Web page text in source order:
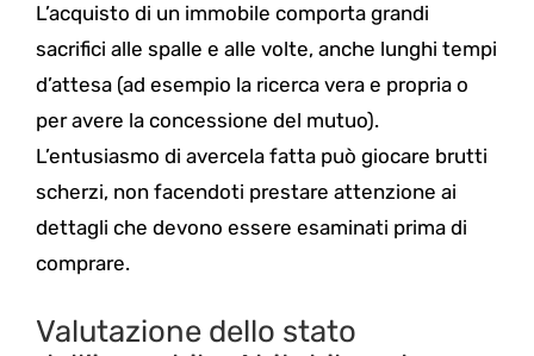
L’acquisto di un immobile comporta grandi
sacrifici alle spalle e alle volte, anche lunghi tempi
d’attesa (ad esempio la ricerca vera e propria o
per avere la concessione del mutuo).
L’entusiasmo di avercela fatta può giocare brutti
scherzi, non facendoti prestare attenzione ai
dettagli che devono essere esaminati prima di
comprare.
Valutazione dello stato